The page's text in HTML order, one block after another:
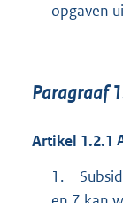
opgaven
Paragraaf
Artikel 1.2.1
1.